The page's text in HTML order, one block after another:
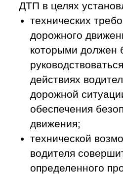
ДТП в целях
технических
дорожного
которыми должен
действиях
дорожной
обеспечения
движения;
технической
водителя
определенного